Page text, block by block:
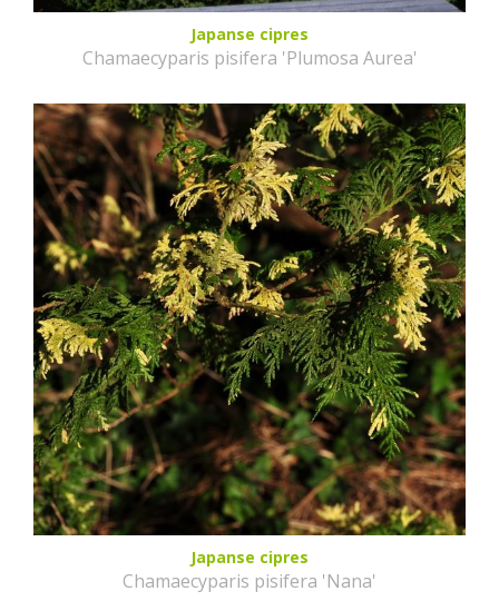
Japanse cipres
Chamaecyparis pisifera 'Plumosa Aurea'
Japanse cipres
Chamaecyparis pisifera 'Nana'